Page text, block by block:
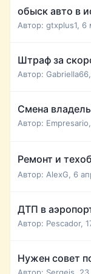
обыск авто в
Автор: gtxplus1, 6
Штраф за
Автор: Gabriella66,
Смена
Автор: Empresario,
Ремонт и
Автор: AlexG, 6
ДТП в
Автор: Pescador,
Нужен совет
Автор: Sergejs, 23